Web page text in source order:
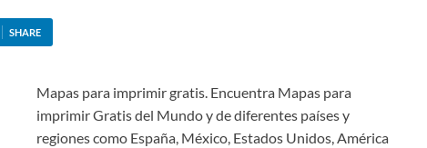
SHARE
Mapas para imprimir gratis. Encuentra Mapas para
imprimir Gratis del Mundo y de diferentes países y
regiones como España, México, Estados Unidos, América